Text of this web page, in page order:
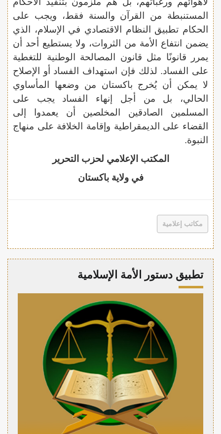
المستنبطة من القرآن والسنة فقط، ويجب على
الحكام تطبيق النظام الاقتصادي في الإسلام، الذي
يضمن انتفاع الأمة من الثروات، ولا يستطيع أحد أن
يمرر قانونًا مثل قانون المصالحة الوطنية للتغطية
على الفساد. لذلك فإن استهداف الفساد أو الإصلاح
لا يمكن أن يُخرج باكستان من وضعها المأساوي
الحالي، بل من أجل إنهاء الفساد يجب على
المسلمين الصادقين المخلصين أن يعمدوا إلى
القضاء على الديمقراطية وإقامة الخلافة على منهاج
النبوة.
المكتب الإعلامي لحزب التحرير
في ولاية باكستان
مكاتب إعلامية
تطبيق دستور الأمة الإسلامية